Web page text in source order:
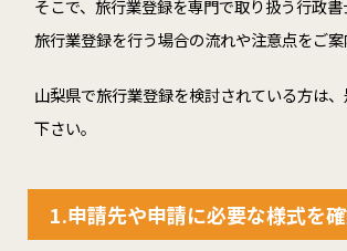
そこで、旅行業登録を専門で取り扱う行政
旅行業登録を行う場合の流れや注意点をご案
山梨県で旅行業登録を検討されている方は
下さい。
1.申請先や申請に必要な様式を